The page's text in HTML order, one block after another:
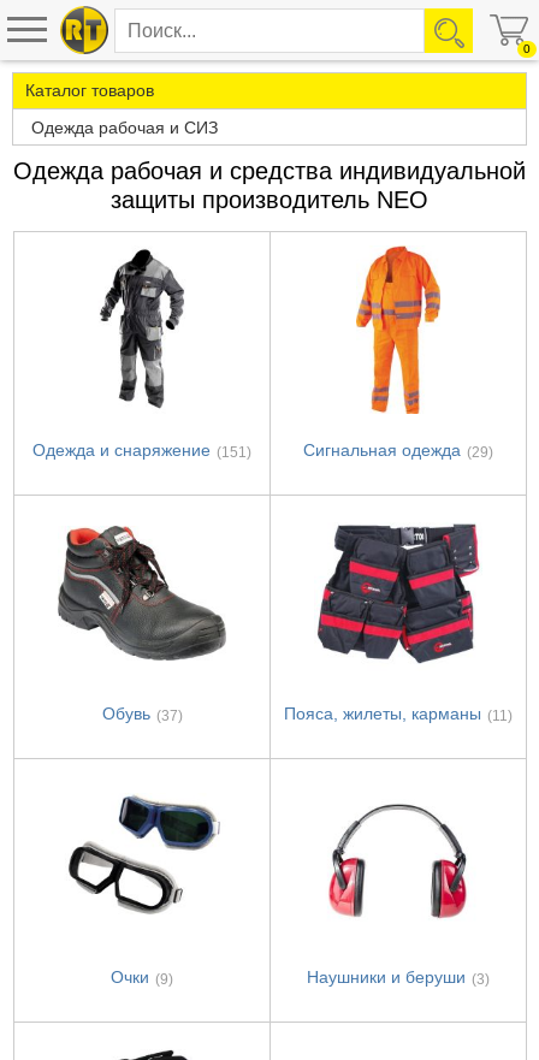
0
Каталог товаров
Одежда рабочая и СИЗ
Одежда рабочая и средства индивидуальной
защиты производитель NEO
Одежда и снаряжение (151) Сигнальная одежда (29)
Обувь (37) Пояса, жилеты, карманы (11)
Очки (9) Наушники и беруши (3)